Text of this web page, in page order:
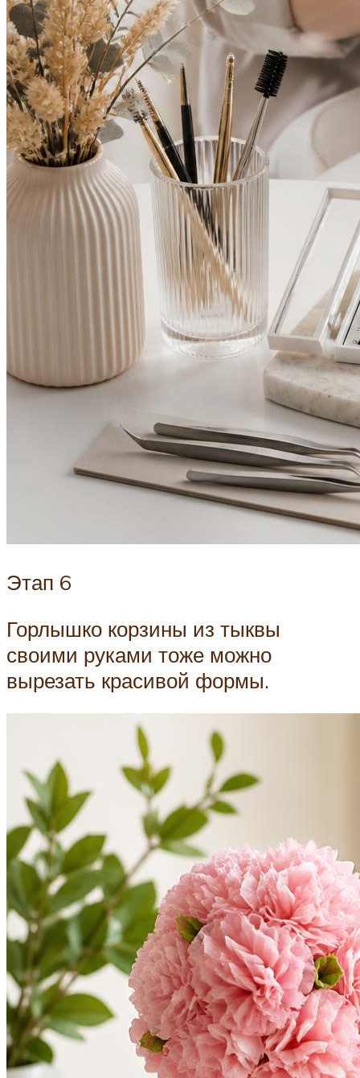
Этап 6
Горлышко корзины из тыквы
своими руками тоже можно
вырезать красивой формы.